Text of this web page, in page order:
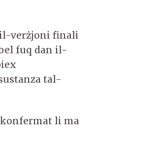
verżjoni finali
fuq dan il-
tal-
li ma